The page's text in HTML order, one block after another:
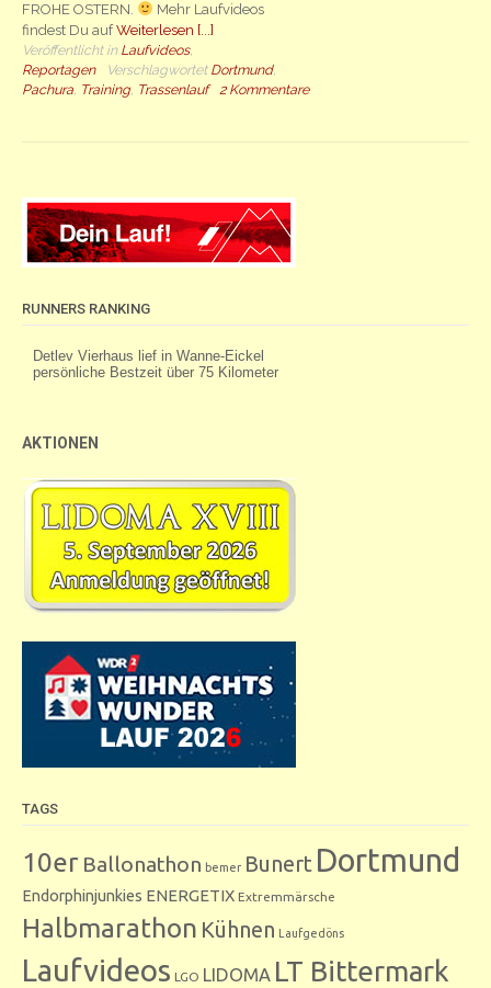
FROHE OSTERN.
Mehr Laufvideos
findest Du aufWeiterlesen [...]
Veröffentlicht in Laufvideos,
Reportagen
Verschlagwortet Dortmund,
Pachura, Training, Trassenlauf 2 Kommentare
RUNNERS RANKING
AKTIONEN
TAGS
10er Ballonathon bemer Bunert Dortmund
Endorphinjunkies ENERGETIX Extremmärsche
Halbmarathon Kühnen Laufgedöns
Laufvideos LGO LIDOMA LT Bittermark